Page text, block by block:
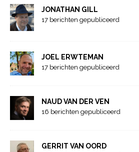
JONATHAN GILL
17 berichten gepubliceerd
JOEL ERWTEMAN
17 berichten gepubliceerd
NAUD VAN DER VEN
16 berichten gepubliceerd
GERRIT VAN OORD